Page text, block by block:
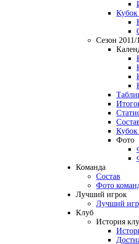
Кубок
Сезон 2011/
Кубок
Фото
Команда
Состав
Фото
Лучший игрок
Лучший
Клуб
История